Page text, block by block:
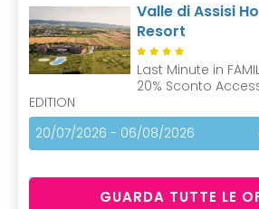
Valle di Assisi
Resort
Last Minute in
20% Sconto
EDITION
20/07/2026 - 06/08/2026
GUARDA TUTTE LE